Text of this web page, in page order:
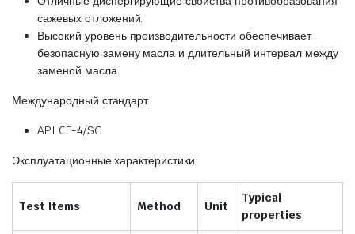
сажевых отложений.
Высокий уровень производительности обеспечивает
безопасную замену масла и длительный интервал между
заменой масла.
Международный стандарт
​API CF-4/SG
Эксплуатационные характеристики
Test Items Method Unit
Typical
properties